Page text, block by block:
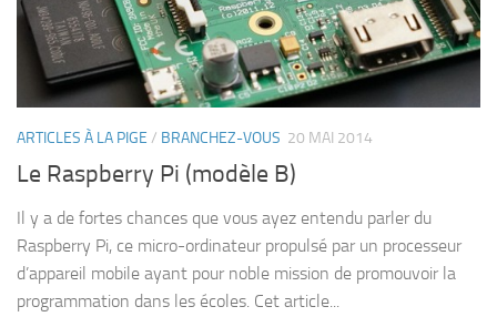
ARTICLES À LA PIGE / BRANCHEZ-VOUS 20 MAI 2014
Le Raspberry Pi (modèle B)
Il y a de fortes chances que vous ayez entendu parler du
Raspberry Pi, ce micro-ordinateur propulsé par un processeur
d’appareil mobile ayant pour noble mission de promouvoir la
programmation dans les écoles. Cet article...